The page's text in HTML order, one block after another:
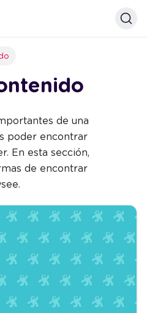
de una
poder encontrar
En esta sección,
de encontrar